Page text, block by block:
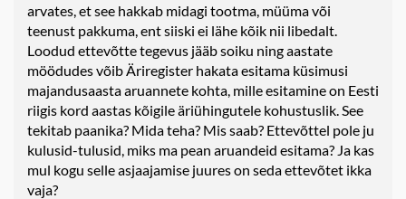
arvates, et see hakkab midagi tootma, müüma või
teenust pakkuma, ent siiski ei lähe kõik nii libedalt.
Loodud ettevõtte tegevus jääb soiku ning aastate
möödudes võib Äriregister hakata esitama küsimusi
majandusaasta aruannete kohta, mille esitamine on Eesti
riigis kord aastas kõigile äriühingutele kohustuslik. See
tekitab paanika? Mida teha? Mis saab? Ettevõttel pole ju
kulusid-tulusid, miks ma pean aruandeid esitama? Ja kas
mul kogu selle asjaajamise juures on seda ettevõtet ikka
vaja?